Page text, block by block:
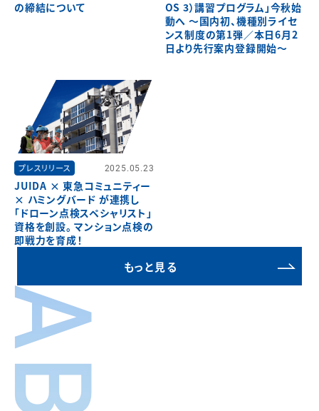
の締結について
OS 3）講習プログラム」今秋始
動へ ～国内初、機種別ライセ
ンス制度の第1弾／本日6月2
日より先行案内登録開始～
プレスリリース 2025.05.23
JUIDA × 東急コミュニティー
× ハミングバード が連携し
「ドローン点検スペシャリスト」
資格を創設。 マンション点検の
即戦力を育成！
もっと見る